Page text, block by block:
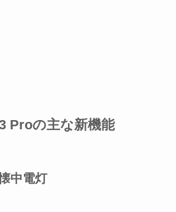
Proの主な新機能
中電灯